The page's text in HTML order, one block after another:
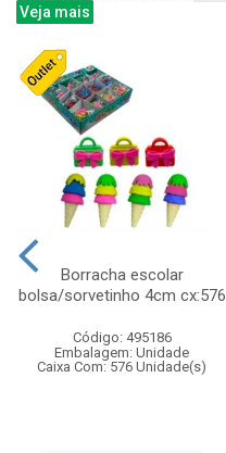
Veja mais
Borracha escolar
bolsa/sorvetinho 4cm cx:576
Código: 495186
Embalagem: Unidade
Caixa Com: 576 Unidade(s)